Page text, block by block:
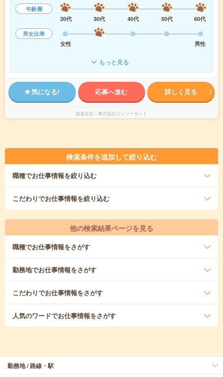
年齢層
20代
30代 40代 50代
60代
男女比率
女性
男性
もっと見る
気になる! 応募へ進む 詳しく見る
派遣会社 株式会社ニッソーネット
検索条件を追加して絞り込む
職種でお仕事情報を絞り込む
こだわりでお仕事情報を絞り込む
他の検索結果ページを見る
職種でお仕事情報をさがす
勤務地でお仕事情報をさがす
こだわりでお仕事情報をさがす
人気のワードでお仕事情報をさがす
勤務地 / 路線・駅